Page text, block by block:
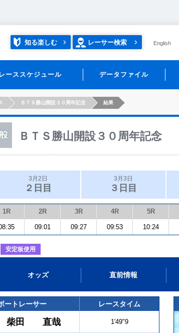
知る楽しむ レーサー検索 English
レーススケジュール データファイル
ＢＴＳ勝山開設３０周年記念 結果
ＢＴＳ勝山開設３０周年記念
3月2日
２日目
3月3日
３日目
1R 2R 3R 4R 5R
09:01 09:27 09:53 10:24
安定板使用
オッズ 直前情報
ートレーサー レースタイム
柴田 直哉 1'49"9